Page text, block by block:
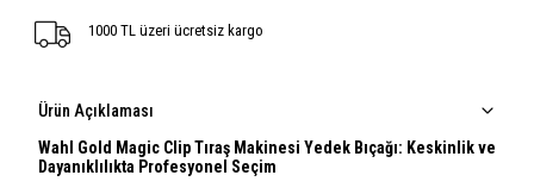
1000 TL üzeri ücretsiz kargo
Ürün Açıklaması
Wahl Gold Magic Clip Tıraş Makinesi Yedek Bıçağı: Keskinlik ve
Dayanıklılıkta Profesyonel Seçim